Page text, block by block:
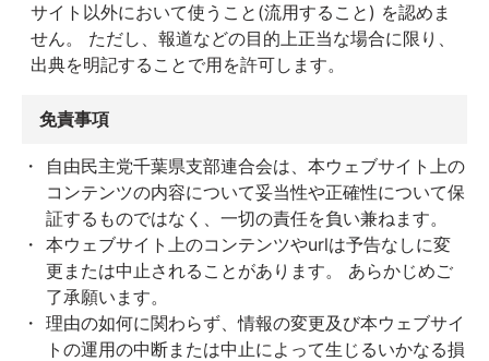
サイト以外において使うこと(流用すること) を認めま
せん。 ただし、報道などの目的上正当な場合に限り、
出典を明記することで用を許可します。
免責事項
自由民主党千葉県支部連合会は、本ウェブサイト上の
コンテンツの内容について妥当性や正確性について保
証するものではなく、一切の責任を負い兼ねます。
本ウェブサイト上のコンテンツやurlは予告なしに変
更または中止されることがあります。 あらかじめご
了承願います。
理由の如何に関わらず、情報の変更及び本ウェブサイ
トの運用の中断または中止によって生じるいかなる損